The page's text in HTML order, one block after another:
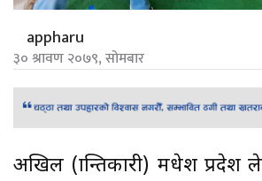
appharu
३० श्रावण २०७९, सोमबार
अखिल (क्रान्तिकारी) मधेश प्रदेश